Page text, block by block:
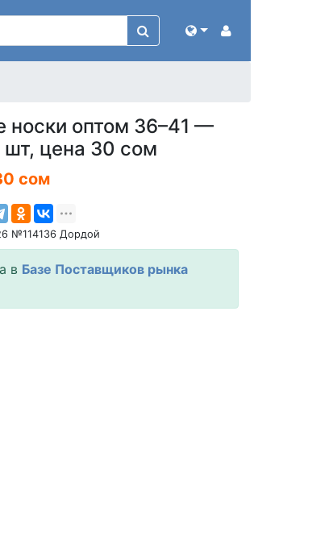
носки оптом 36–41 —
шт, цена 30 сом
сом
№114136 Дордой
в Базе Поставщиков рынка